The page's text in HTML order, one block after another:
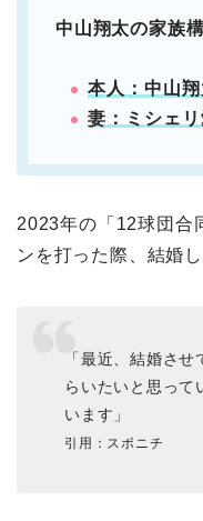
中山翔太の家族
本人：中山翔
妻：ミシェ
2023年の「12球団合
ンを打った際、結婚
「最近、結婚さ
らいたいと思って
います」
引用：スポニチ